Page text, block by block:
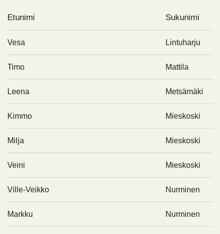
Etunimi Sukunimi
Vesa Lintuharju
Timo Mattila
Leena Metsämäki
Kimmo Mieskoski
Milja Mieskoski
Veini Mieskoski
Ville-Veikko Nurminen
Markku Nurminen